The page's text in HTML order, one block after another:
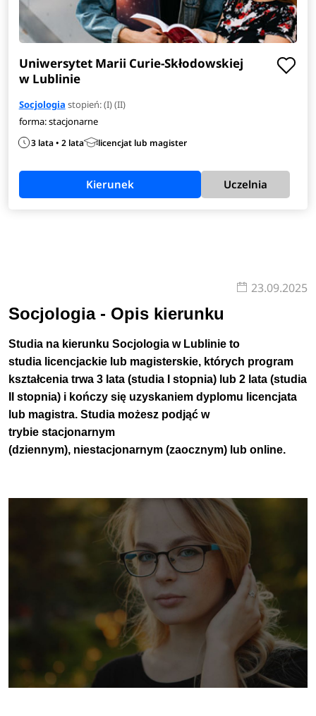
Uniwersytet Marii Curie-Skłodowskiej
w Lublinie
Socjologia stopień: (I) (II)
forma: stacjonarne
3 lata • 2 lata licencjat lub magister
Kierunek Uczelnia
23.09.2025
Socjologia - Opis kierunku
Studia na kierunku Socjologia w Lublinieto
studia licencjackie lub magisterskie, których program
kształcenia trwa 3 lata (studia I stopnia) lub 2 lata (studia
II stopnia) i kończy się uzyskaniem dyplomu licencjata
lub magistra.Studia możesz podjąć w
trybiestacjonarnym
(dziennym), niestacjonarnym (zaocznym) lub online.